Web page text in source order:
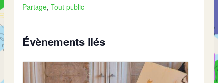
Partage,Tout public
Évènements liés